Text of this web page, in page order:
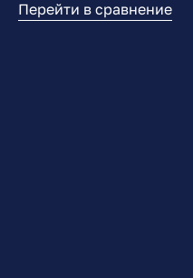
Перейти в сравнение